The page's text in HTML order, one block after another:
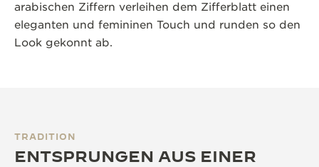
arabischen Ziffern verleihen dem Zifferblatt einen
eleganten und femininen Touch und runden so den
Look gekonnt ab.
TRADITION
ENTSPRUNGEN AUS EINER